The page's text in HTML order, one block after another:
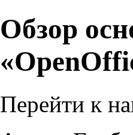
Обзор
Перейти к